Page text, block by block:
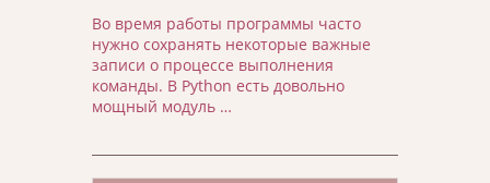
Во время работы программы часто
нужно сохранять некоторые важные
записи о процессе выполнения
команды. В Python есть довольно
мощный модуль …